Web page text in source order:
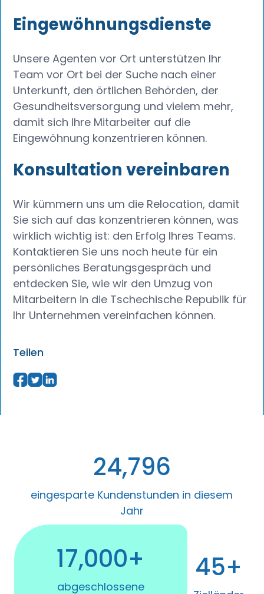
Eingewöhnungsdienste
Unsere Agenten vor Ort unterstützen Ihr
Team vor Ort bei der Suche nach einer
Unterkunft, den örtlichen Behörden, der
Gesundheitsversorgung und vielem mehr,
damit sich Ihre Mitarbeiter auf die
Eingewöhnung konzentrieren können.
Konsultation vereinbaren
Wir kümmern uns um die Relocation, damit
Sie sich auf das konzentrieren können, was
wirklich wichtig ist: den Erfolg Ihres Teams.
Kontaktieren Sie uns noch heute für ein
persönliches Beratungsgespräch und
entdecken Sie, wie wir den Umzug von
Mitarbeitern in die Tschechische Republik für
Ihr Unternehmen vereinfachen können.
Teilen
24,796
eingesparte Kundenstunden in diesem
Jahr
17,000+
abgeschlossene
45+